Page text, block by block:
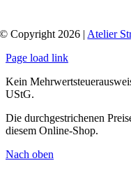
© Copyright 2026 | Atelier
Page load link
Kein
UStG.
Die durchgestrichenen
diesem Online-Shop.
Nach oben